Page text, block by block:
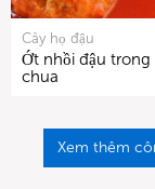
Cây họ đậu
Ớt nhồi đậu trong
chua
Xem thêm